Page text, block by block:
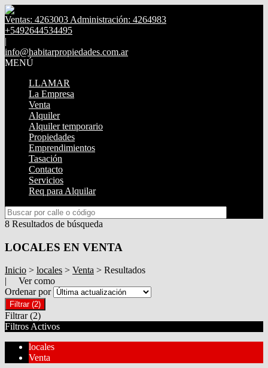
Ventas: 4263003 Administración: 4264983
+5492644534495
|
info@habitarpropiedades.com.ar
MENÚ
LLAMAR
La Empresa
Venta
Alquiler
Alquiler temporario
Propiedades
Emprendimientos
Tasación
Contacto
Servicios
Req para Alquilar
8 Resultados de búsqueda
LOCALES EN VENTA
Inicio > locales > Venta > Resultados
| Ver como
Ordenar por
Filtrar (2)
Filtrar (2)
Filtros Activos
locales
Venta